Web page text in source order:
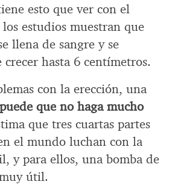
esto que ver con el
estudios muestran que
llena de sangre y se
hasta 6 centímetros.
con la erección, una
puede que no haga mucho
que tres cuartas partes
el mundo luchan con la
y para ellos, una bomba de
útil.